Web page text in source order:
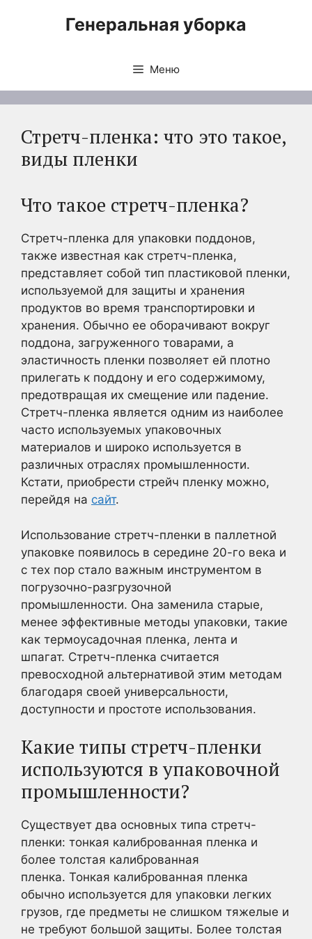
Генеральная уборка
Меню
Стретч-пленка: что это такое,
виды пленки
Что такое стретч-пленка?
Стретч-пленка для упаковки поддонов,
также известная как стретч-пленка,
представляет собой тип пластиковой пленки,
используемой для защиты и хранения
продуктов во время транспортировки и
хранения. Обычно ее оборачивают вокруг
поддона, загруженного товарами, а
эластичность пленки позволяет ей плотно
прилегать к поддону и его содержимому,
предотвращая их смещение или падение.
Стретч-пленка является одним из наиболее
часто используемых упаковочных
материалов и широко используется в
различных отраслях промышленности.
Кстати, приобрести стрейч пленку можно,
перейдя на сайт.
Использование стретч-пленки в паллетной
упаковке появилось в середине 20-го века и
с тех пор стало важным инструментом в
погрузочно-разгрузочной
промышленности. Она заменила старые,
менее эффективные методы упаковки, такие
как термоусадочная пленка, лента и
шпагат. Стретч-пленка считается
превосходной альтернативой этим методам
благодаря своей универсальности,
доступности и простоте использования.
Какие типы стретч-пленки
используются в упаковочной
промышленности?
Существует два основных типа стретч-
пленки: тонкая калиброванная пленка и
более толстая калиброванная
пленка. Тонкая калиброванная пленка
обычно используется для упаковки легких
грузов, где предметы не слишком тяжелые и
не требуют большой защиты. Более толстая